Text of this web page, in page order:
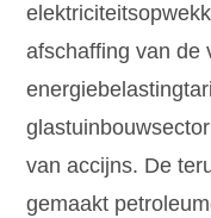
afschaffing van de
van accijns. De
gemaakt